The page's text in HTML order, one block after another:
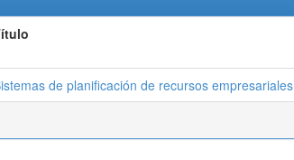
de planificación de recursos empresariales